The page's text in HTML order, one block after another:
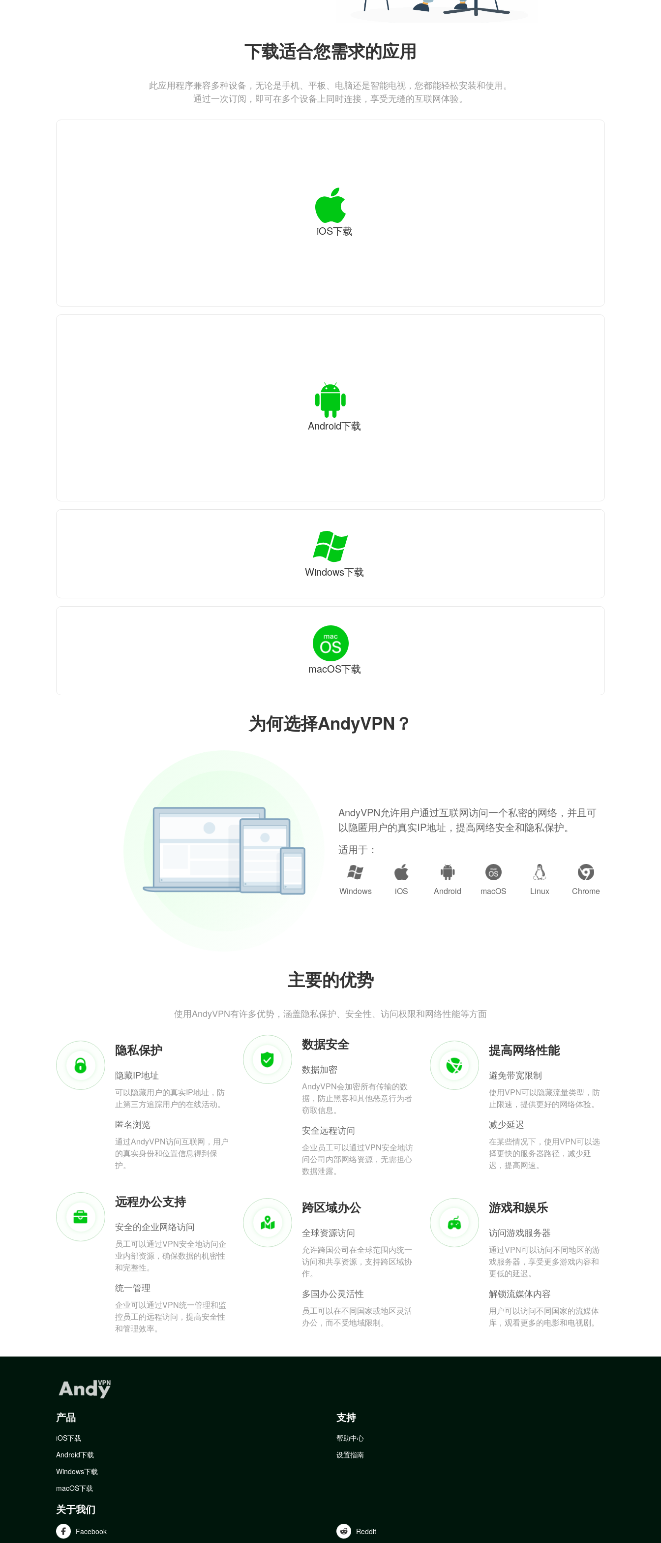
为何选择AndyVPN？
AndyVPN允许用户通过互联网访问一个私密的网络，并且可
以隐匿用户的真实IP地址，提高网络安全和隐私保护。
适用于：
Windows iOS Android macOS Linux Chrome
主要的优势
使用AndyVPN有许多优势，涵盖隐私保护、安全性、访问权限和网络性能等方面
隐私保护
隐藏IP地址
可以隐藏用户的真实IP地址，防
止第三方追踪用户的在线活动。
匿名浏览
通过AndyVPN访问互联网，用户
的真实身份和位置信息得到保
护。
数据安全
数据加密
AndyVPN会加密所有传输的数
据，防止黑客和其他恶意行为者
窃取信息。
安全远程访问
企业员工可以通过VPN安全地访
问公司内部网络资源，无需担心
数据泄露。
提高网络性能
避免带宽限制
使用VPN可以隐藏流量类型，防
止限速，提供更好的网络体验。
减少延迟
在某些情况下，使用VPN可以选
择更快的服务器路径，减少延
迟，提高网速。
远程办公支持
安全的企业网络访问
员工可以通过VPN安全地访问企
业内部资源，确保数据的机密性
和完整性。
统一管理
企业可以通过VPN统一管理和监
控员工的远程访问，提高安全性
和管理效率。
跨区域办公
全球资源访问
允许跨国公司在全球范围内统一
访问和共享资源，支持跨区域协
作。
多国办公灵活性
员工可以在不同国家或地区灵活
办公，而不受地域限制。
游戏和娱乐
访问游戏服务器
通过VPN可以访问不同地区的游
戏服务器，享受更多游戏内容和
更低的延迟。
解锁流媒体内容
用户可以访问不同国家的流媒体
库，观看更多的电影和电视剧。
下载适合您需求的应用
此应用程序兼容多种设备，无论是手机、平板、电脑还是智能电视，您都能轻松安装和使用。
通过一次订阅，即可在多个设备上同时连接，享受无缝的互联网体验。
iOS下载
Android下载
Windows下载
macOS下载
产品
iOS下载
Android下载
Windows下载
macOS下载
支持
帮助中心
设置指南
关于我们
Facebook Reddit